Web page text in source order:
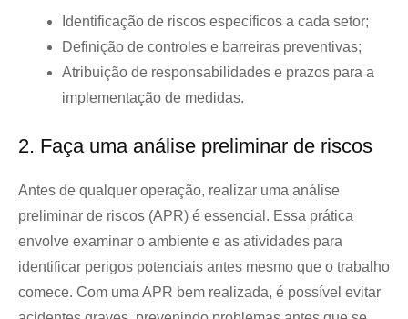
Identificação de riscos específicos a cada setor;
Definição de controles e barreiras preventivas;
Atribuição de responsabilidades e prazos para a
implementação de medidas.
2. Faça uma análise preliminar de riscos
Antes de qualquer operação, realizar uma análise
preliminar de riscos (APR) é essencial. Essa prática
envolve examinar o ambiente e as atividades para
identificar perigos potenciais antes mesmo que o trabalho
comece. Com uma APR bem realizada, é possível evitar